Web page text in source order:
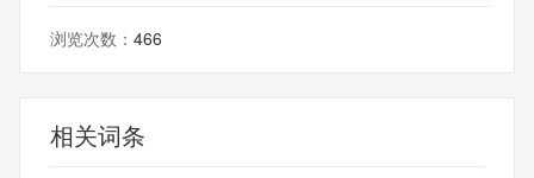
浏览次数： 466
相关词条